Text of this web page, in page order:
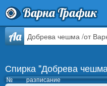
Варна Трафик
Спирка
Разписание
Aa
Спирка "Добрева
№ разписание